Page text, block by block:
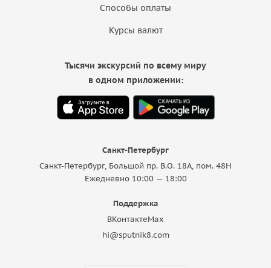
Способы оплаты
Курсы валют
Санкт-Петербург
Санкт-Петербург, Большой пр. В.О. 18A, пом. 48Н
Ежедневно 10:00 — 18:00
Поддержка
ВКонтактеMax
hi@sputnik8.com
Тысячи экскурсий по всему миру
в одном приложении: